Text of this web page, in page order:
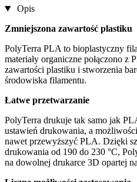
Opis
Zmniejszona zawartość plastiku
PolyTerra PLA to bioplastyczny
materiały organiczne połączono z
zawartości plastiku i stworzenia
środowiska filamentu.
Łatwe przetwarzanie
PolyTerra drukuje tak samo jak
ustawień drukowania, a
nawet przewyższyć PLA. Dzięki
drukowania od 190 do 230 °C,
na dowolnej drukarce 3D opartej